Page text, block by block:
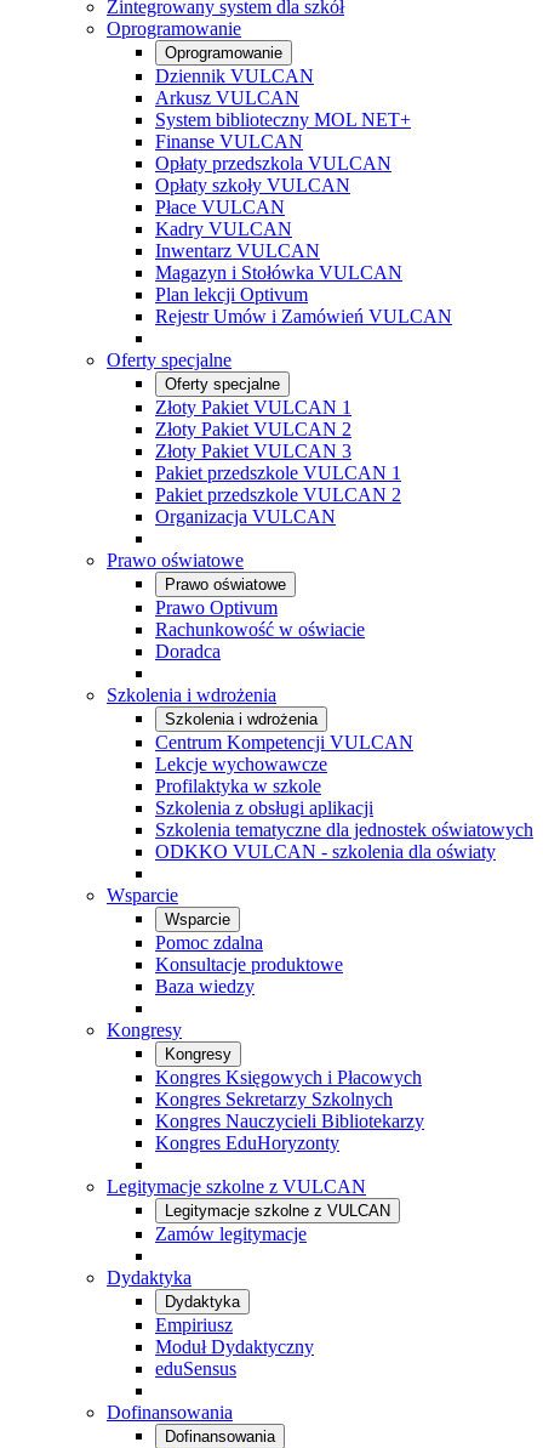
Zintegrowany system dla szkół
Oprogramowanie
Oprogramowanie
Dziennik VULCAN
Arkusz VULCAN
System biblioteczny MOL NET+
Finanse VULCAN
Opłaty przedszkola VULCAN
Opłaty szkoły VULCAN
Płace VULCAN
Kadry VULCAN
Inwentarz VULCAN
Magazyn i Stołówka VULCAN
Plan lekcji Optivum
Rejestr Umów i Zamówień VULCAN
Oferty specjalne
Oferty specjalne
Złoty Pakiet VULCAN 1
Złoty Pakiet VULCAN 2
Złoty Pakiet VULCAN 3
Pakiet przedszkole VULCAN 1
Pakiet przedszkole VULCAN 2
Organizacja VULCAN
Prawo oświatowe
Prawo oświatowe
Prawo Optivum
Rachunkowość w oświacie
Doradca
Szkolenia i wdrożenia
Szkolenia i wdrożenia
Centrum Kompetencji VULCAN
Lekcje wychowawcze
Profilaktyka w szkole
Szkolenia z obsługi aplikacji
Szkolenia tematyczne dla jednostek oświatowych
ODKKO VULCAN - szkolenia dla oświaty
Wsparcie
Wsparcie
Pomoc zdalna
Konsultacje produktowe
Baza wiedzy
Kongresy
Kongresy
Kongres Księgowych i Płacowych
Kongres Sekretarzy Szkolnych
Kongres Nauczycieli Bibliotekarzy
Kongres EduHoryzonty
Legitymacje szkolne z VULCAN
Legitymacje szkolne z VULCAN
Zamów legitymacje
Dydaktyka
Dydaktyka
Empiriusz
Moduł Dydaktyczny
eduSensus
Dofinansowania
Dofinansowania